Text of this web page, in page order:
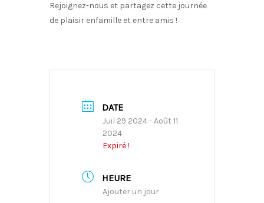
Rejoignez-nous et partagez cette journée
de plaisir enfamille et entre amis !
DATE
Juil 29 2024- Août 11
2024
Expiré !
HEURE
Ajouter un jour